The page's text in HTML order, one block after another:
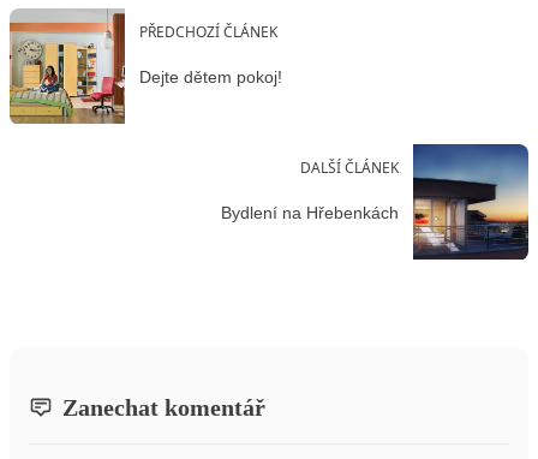
PŘEDCHOZÍ ČLÁNEK
Dejte dětem pokoj!
DALŠÍ ČLÁNEK
Bydlení na Hřebenkách
Zanechat komentář